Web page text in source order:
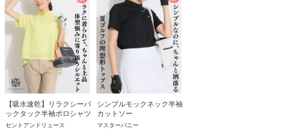
【吸水速乾】リラクシーバ
ックタック半袖ポロシャツ
セントアンドリュース
シンプルモックネック半袖
カットソー
マスターバニー